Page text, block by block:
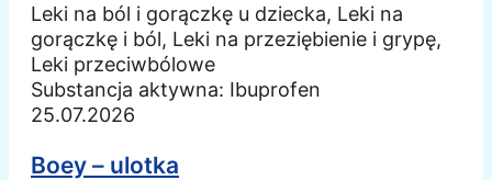
Leki na ból i gorączkę u dziecka, Leki na
gorączkę i ból, Leki na przeziębienie i grypę,
Leki przeciwbólowe
Substancja aktywna: Ibuprofen
25.07.2026
Boey – ulotka